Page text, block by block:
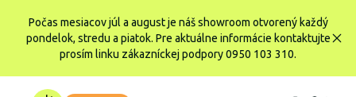
Počas mesiacov júl a august je náš showroom otvorený každý
pondelok, stredu a piatok. Pre aktuálne informácie kontaktujte
prosím linku zákazníckej podpory 0950 103 310.